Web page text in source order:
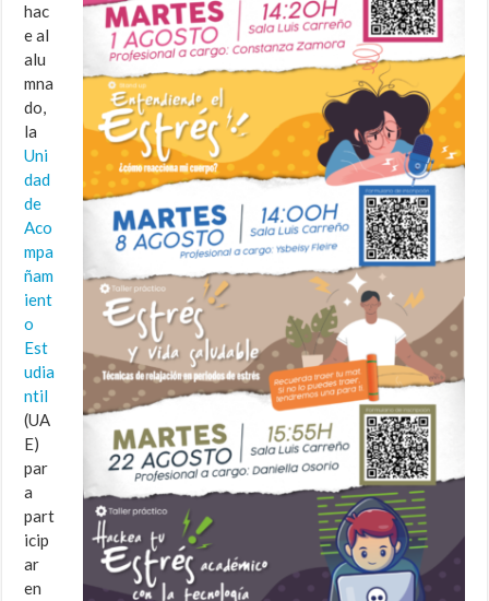
hac
e al
alu
mna
do,
la
Uni
dad
de
Aco
mpa
ñam
ient
o
Est
udia
ntil
(UA
E)
par
a
part
icip
ar
en